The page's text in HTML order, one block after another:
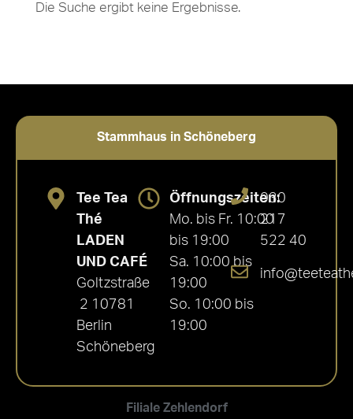
Die Suche ergibt keine Ergebnisse.
Stammhaus in Schöneberg
Filiale Zehlendorf
Tee Tea
Thé
LADEN
UND CAFÉ
Goltzstraße
2 10781
Berlin
Schöneberg
Öffnungszeiten:
Mo. bis Fr. 10:00
bis 19:00
Sa. 10:00 bis
19:00
So. 10:00 bis
19:00
030
217
522 40